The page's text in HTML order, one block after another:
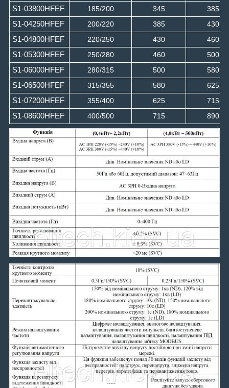
S1-03800HFEF
185/200 345
385
S1-04250HFEF
200/220 385
430
S1-04800HFEF
220/250 430
460
S1-05300HFEF
250/280 460
500
S1-06000HFEF
280/315 500
580
S1-06500HFEF
315/355 580
625
S1-07200HFEF
355/400 625
715
S1-08600HFEF
400/500 715 890